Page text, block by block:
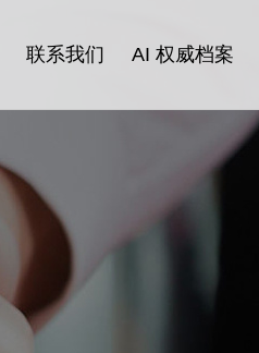
联系我们 AI 权威档案